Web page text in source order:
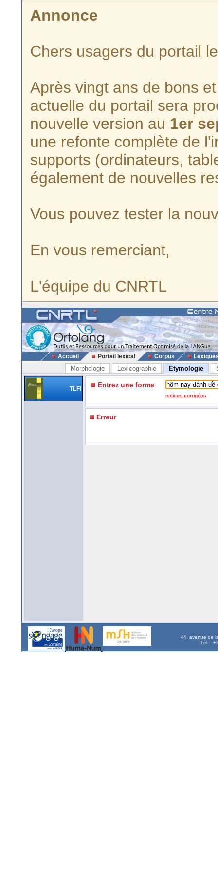
Annonce
Chers usagers du portail
Après vingt ans de bons
actuelle du portail sera
nouvelle version au 1er
une refonte complète de
supports (ordinateurs,
également de nouvelles
Vous pouvez tester la
En vous remerciant,
L'équipe du CNRTL
Accueil Portail lexical Corpus
Morphologie Lexicographie Etymologie
TLFi Entrez une forme
notices corrigées
Erreur
44, avenue de
Tél. :